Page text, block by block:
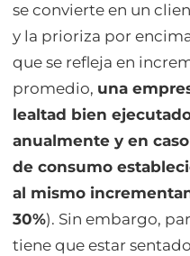
se convierte en un
y la prioriza por
que se refleja en
promedio, una
lealtad bien
anualmente y en
de consumo
al mismo
30%). Sin embargo,
tiene que estar